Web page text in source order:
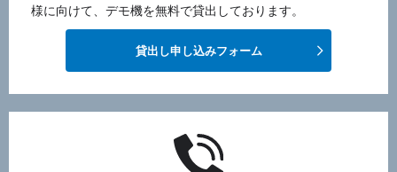
様に向けて、デモ機を無料で貸出しております。
貸出し申し込みフォーム